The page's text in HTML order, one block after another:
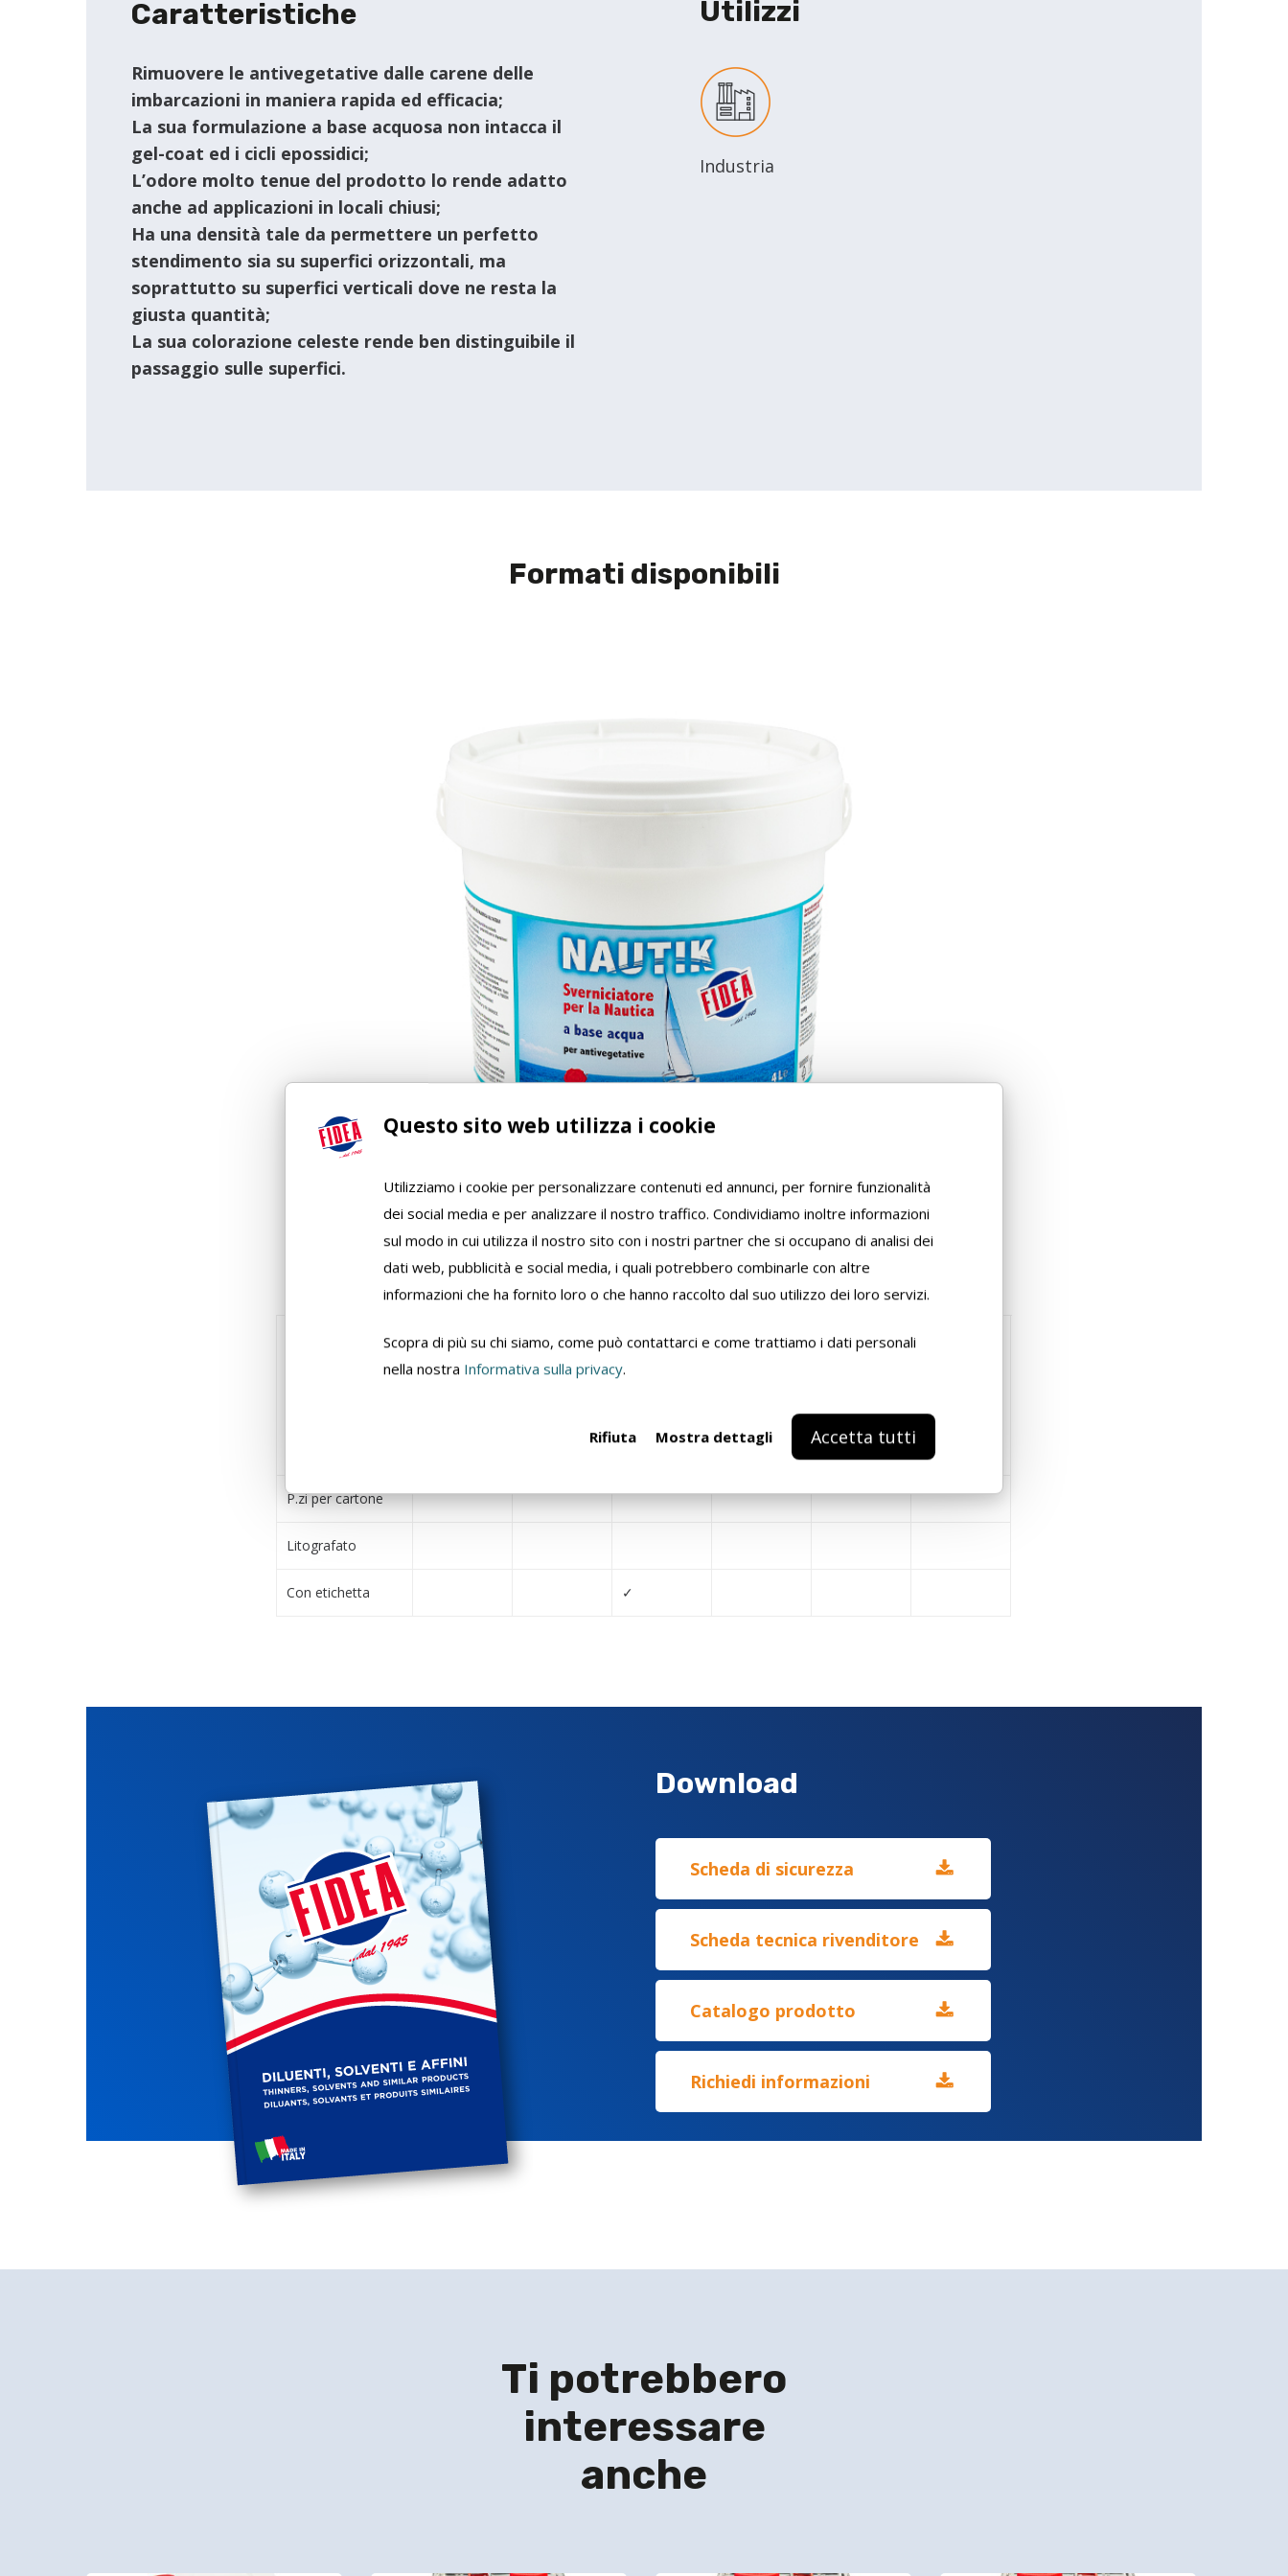
Questo sito web utilizza i cookie
Utilizziamo i cookie per personalizzare contenuti ed annunci, per fornire funzionalità
dei social media e per analizzare il nostro traffico. Condividiamo inoltre informazioni
sul modo in cui utilizza il nostro sito con i nostri partner che si occupano di analisi dei
dati web, pubblicità e social media, i quali potrebbero combinarle con altre
informazioni che ha fornito loro o che hanno raccolto dal suo utilizzo dei loro servizi.
Scopra di più su chi siamo, come può contattarci e come trattiamo i dati personali
nella nostra Informativa sulla privacy.
Rifiuta Mostra dettagli Accetta tutti
Caratteristiche
Rimuovere le antivegetative dalle carene delle
imbarcazioni in maniera rapida ed efficacia;
La sua formulazione a base acquosa non intacca il
gel-coat ed i cicli epossidici;
L’odore molto tenue del prodotto lo rende adatto
anche ad applicazioni in locali chiusi;
Ha una densità tale da permettere un perfetto
stendimento sia su superfici orizzontali, ma
soprattutto su superfici verticali dove ne resta la
giusta quantità;
La sua colorazione celeste rende ben distinguibile il
passaggio sulle superfici.
Utilizzi
Industria
Formati disponibili
20 L 170 L SFUSO
P.zi per cartone
Litografato
Con etichetta ✓
Download
Scheda di sicurezza
Scheda tecnica rivenditore
Catalogo prodotto
Richiedi informazioni
Ti potrebbero
interessare
anche